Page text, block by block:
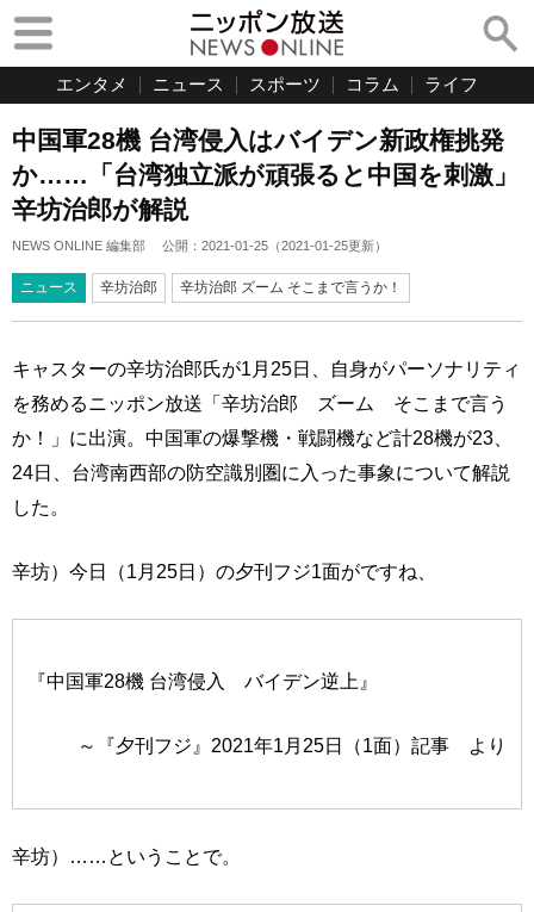
エンタメ ニュース スポーツ コラム ライフ
中国軍28機 台湾侵入はバイデン新政権挑発
か……「台湾独立派が頑張ると中国を刺激」
辛坊治郎が解説
NEWS ONLINE 編集部 公開： 2021-01-25 （2021-01-25更新）
ニュース 辛坊治郎 辛坊治郎 ズーム そこまで言うか！
キャスターの辛坊治郎氏が1月25日、自身がパーソナリティ
を務めるニッポン放送「辛坊治郎 ズーム そこまで言う
か！」に出演。中国軍の爆撃機・戦闘機など計28機が23、
24日、台湾南西部の防空識別圏に入った事象について解説
した。
辛坊）今日（1月25日）の夕刊フジ1面がですね、
『中国軍28機 台湾侵入 バイデン逆上』
～『夕刊フジ』2021年1月25日（1面）記事 より
辛坊）……ということで。